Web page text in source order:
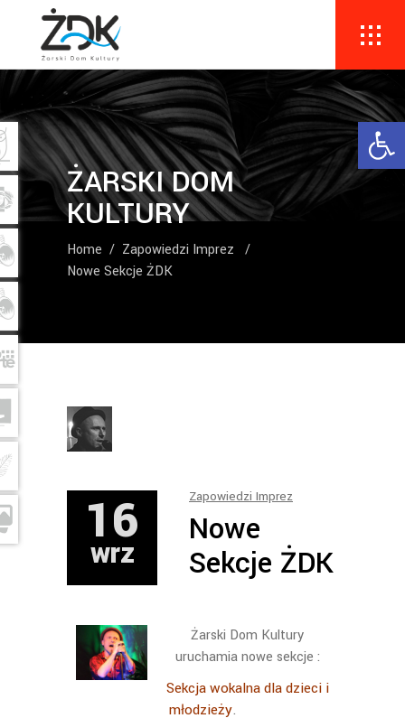
ŻARSKI DOM
KULTURY
Home / Zapowiedzi Imprez
/
Nowe Sekcje ŻDK
16
wrz
Zapowiedzi Imprez
Nowe
Sekcje ŻDK
Żarski Dom Kultury
uruchamia nowe sekcje :
Sekcja wokalna dla dzieci i
młodzieży.